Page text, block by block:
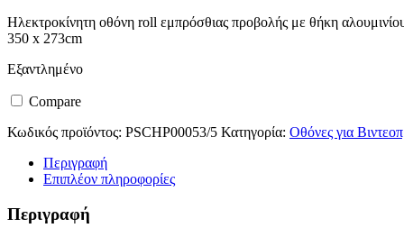
Ηλεκτροκίνητη οθόνη roll εμπρόσθιας προβολής με θήκη
350 x 273cm
Εξαντλημένο
Compare
Κωδικός προϊόντος: PSCHP00053/5 Κατηγορία: Οθόνες για
Περιγραφή
Επιπλέον πληροφορίες
Περιγραφή